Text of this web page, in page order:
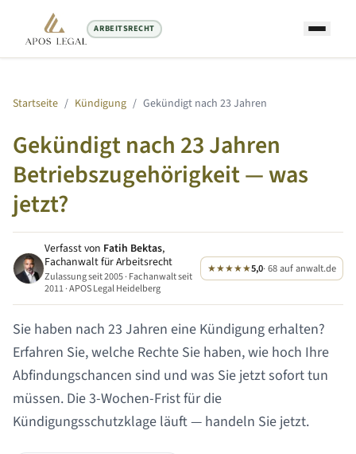
ARBEITSRECHT
Startseite / Kündigung / Gekündigt nach 23 Jahren
Gekündigt nach 23 Jahren
Betriebszugehörigkeit — was
jetzt?
Verfasst von Fatih Bektas,
Fachanwalt für Arbeitsrecht
Zulassung seit 2005 · Fachanwalt seit
2011 · APOS Legal Heidelberg
★★★★★5,0· 68 auf anwalt.de
Sie haben nach 23 Jahren eine Kündigung erhalten?
Erfahren Sie, welche Rechte Sie haben, wie hoch Ihre
Abfindungschancen sind und was Sie jetzt sofort tun
müssen. Die 3-Wochen-Frist für die
Kündigungsschutzklage läuft — handeln Sie jetzt.